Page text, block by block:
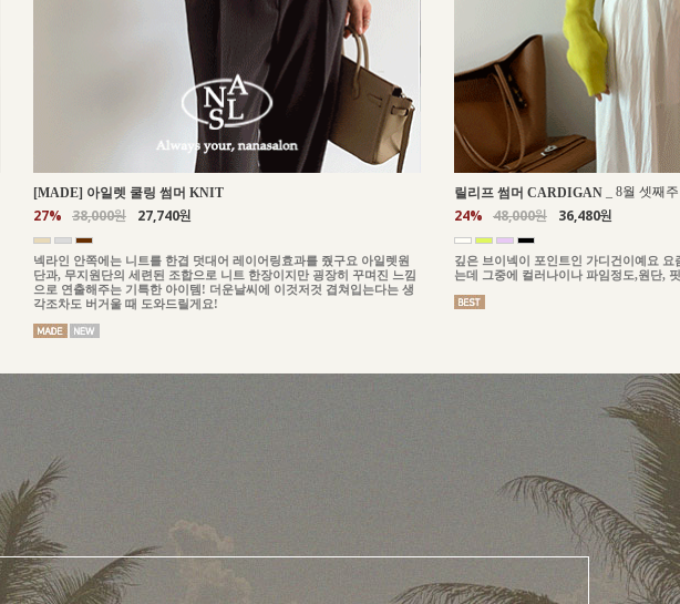
[MADE] 아일렛 쿨링 썸머 KNIT
27% 38,000원 27,740원
넥라인 안쪽에는 니트를 한겹 덧대어 레이어링효과를 줬구요 아일렛원
단과, 무지원단의 세련된 조합으로 니트 한장이지만 굉장히 꾸며진 느낌
으로 연출해주는 기특한 아이템! 더운날씨에 이것저것 겹쳐입는다는 생
각조차도 버거울 때 도와드릴게요!
릴리프 썸머 CARDIGAN 8월 셋째
24% 48,000원 36,480원
깊은 브이넥이 포인트인 가디건이예요
는데 그중에 컬러나이나 파임정도,원단,